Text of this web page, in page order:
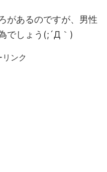
があるのですが、男性
でしょう(;´Д｀)
ンク